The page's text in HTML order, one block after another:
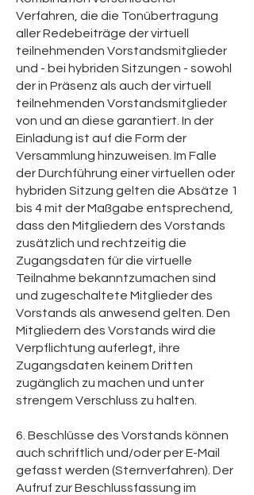
Verfahren, die die Tonübertragung
aller Redebeiträge der virtuell
teilnehmenden Vorstandsmitglieder
und - bei hybriden Sitzungen - sowohl
der in Präsenz als auch der virtuell
teilnehmenden Vorstandsmitglieder
von und an diese garantiert. In der
Einladung ist auf die Form der
Versammlung hinzuweisen. Im Falle
der Durchführung einer virtuellen oder
hybriden Sitzung gelten die Absätze 1
bis 4 mit der Maßgabe entsprechend,
dass den Mitgliedern des Vorstands
zusätzlich und rechtzeitig die
Zugangsdaten für die virtuelle
Teilnahme bekanntzumachen sind
und zugeschaltete Mitglieder des
Vorstands als anwesend gelten. Den
Mitgliedern des Vorstands wird die
Verpflichtung auferlegt, ihre
Zugangsdaten keinem Dritten
zugänglich zu machen und unter
strengem Verschluss zu halten.
6. Beschlüsse des Vorstands können
auch schriftlich und/oder per E-Mail
gefasst werden (Sternverfahren). Der
Aufruf zur Beschlussfassung im